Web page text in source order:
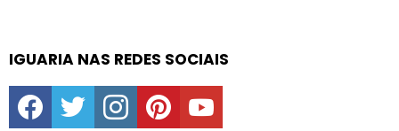
IGUARIA NAS REDES SOCIAIS
facebooktwitter instagrampinterestyoutube